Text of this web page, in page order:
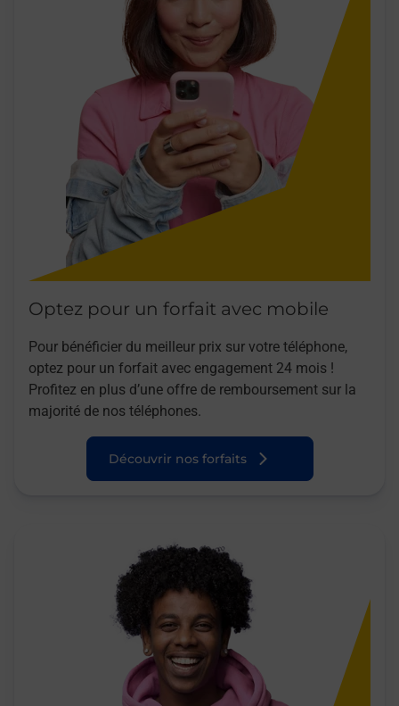
Optez pour un forfait avec mobile
Pour bénéficier du meilleur prix sur votre téléphone,
optez pour un forfait avec engagement 24 mois !
Profitez en plus d’une offre de remboursement sur la
majorité de nos téléphones.
Découvrir nos forfaits